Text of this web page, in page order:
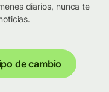
diarios, nunca te
de cambio